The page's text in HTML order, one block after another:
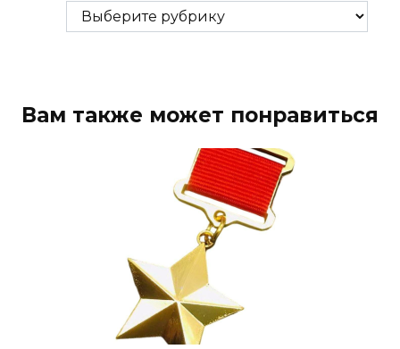
Рубрики
Вам также может понравиться